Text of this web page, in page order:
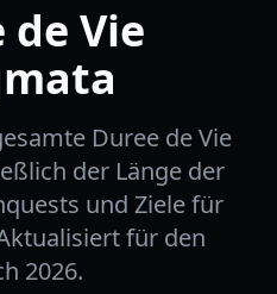
de Vie
Duree de Vie
der Länge der
und Ziele für
für den
2026.